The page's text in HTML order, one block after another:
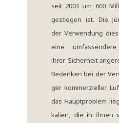
seit 2003 um 600
gestie­gen ist. Die
der Ver­wen­dung
eine
ihrer Sicher­heit
Beden­ken bei der
ger kom­mer­zi­el­ler
das Haupt­pro­blem
ka­li­en, die in ihnen